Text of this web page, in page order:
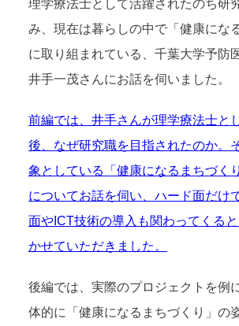
理学療法士として活躍されたのち研
み、現在は暮らしの中で「健康にな
に取り組まれている、千葉大学予防
井手一茂さんにお話を伺いました。
前編では、井手さんが理学療法士と
後、なぜ研究職を目指されたのか。
象としている「健康になるまちづく
についてお話を伺い、ハード面だけ
面やICT技術の導入も関わってくる
かせていただきました。
後編では、実際のプロジェクトを例
体的に「健康になるまちづくり」の